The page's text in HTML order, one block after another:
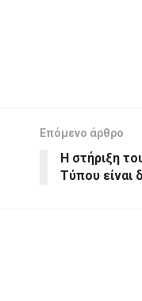
Επόμενο άρθρο
Η στήριξη
Τύπου είναι